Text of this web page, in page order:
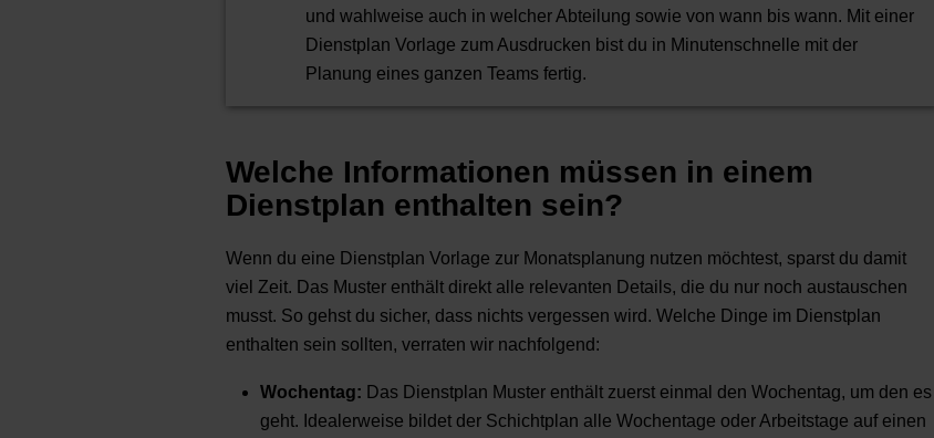
und wahlweise auch in welcher Abteilung sowie von wann bis wann. Mit einer
Dienstplan Vorlage zum Ausdrucken bist du in Minutenschnelle mit der
Planung eines ganzen Teams fertig.
Welche Informationen müssen in einem
Dienstplan enthalten sein?
Wenn du eine Dienstplan Vorlage zur Monatsplanung nutzen möchtest, sparst du damit
viel Zeit. Das Muster enthält direkt alle relevanten Details, die du nur noch austauschen
musst. So gehst du sicher, dass nichts vergessen wird. Welche Dinge im Dienstplan
enthalten sein sollten, verraten wir nachfolgend:
Wochentag: Das Dienstplan Muster enthält zuerst einmal den Wochentag, um den es
geht. Idealerweise bildet der Schichtplan alle Wochentage oder Arbeitstage auf einen